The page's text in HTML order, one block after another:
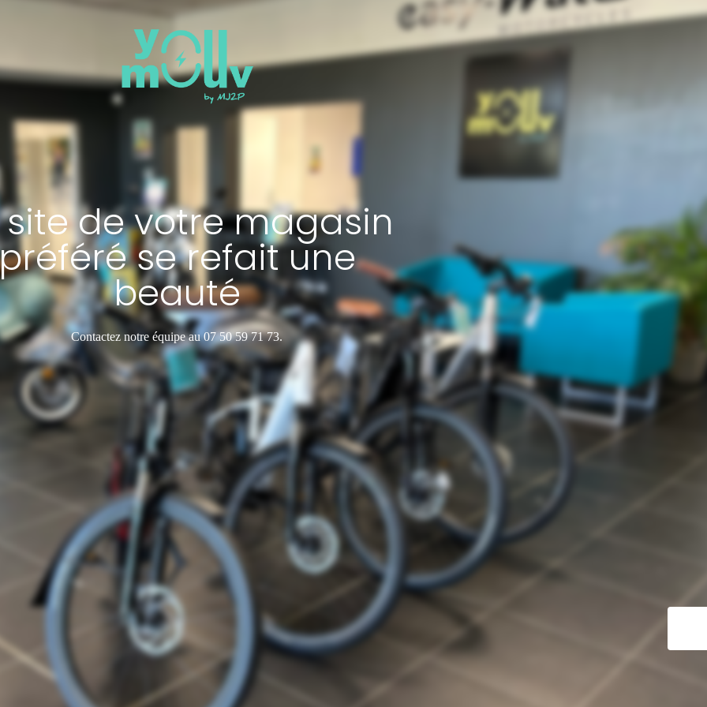
site de votre magasin
se refait une
beauté
Contactez notre équipe au 07 50 59 71 73.